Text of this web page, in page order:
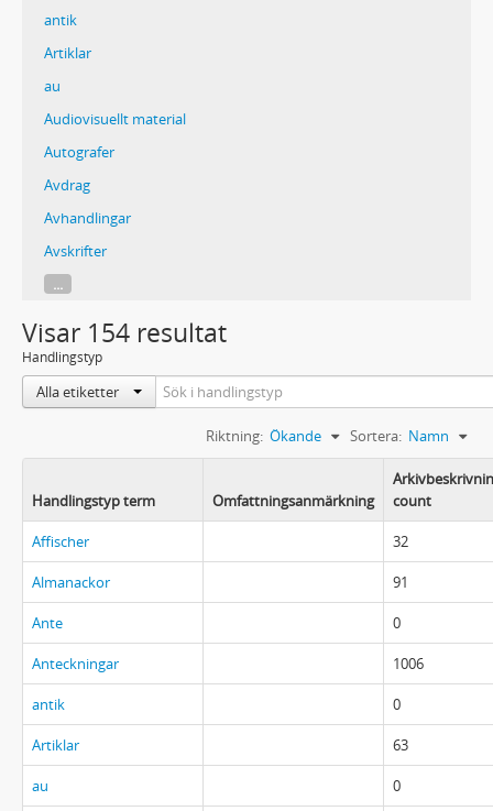
antik
Artiklar
au
Audiovisuellt material
Autografer
Avdrag
Avhandlingar
Avskrifter
...
Visar 154 resultat
Handlingstyp
Alla etiketter
Sortera: Namn
Riktning: Ökande
Handlingstyp term Omfattningsanmärkning
count
Affischer 32
Almanackor 91
Ante 0
Anteckningar 1006
antik 0
Artiklar 63
au 0